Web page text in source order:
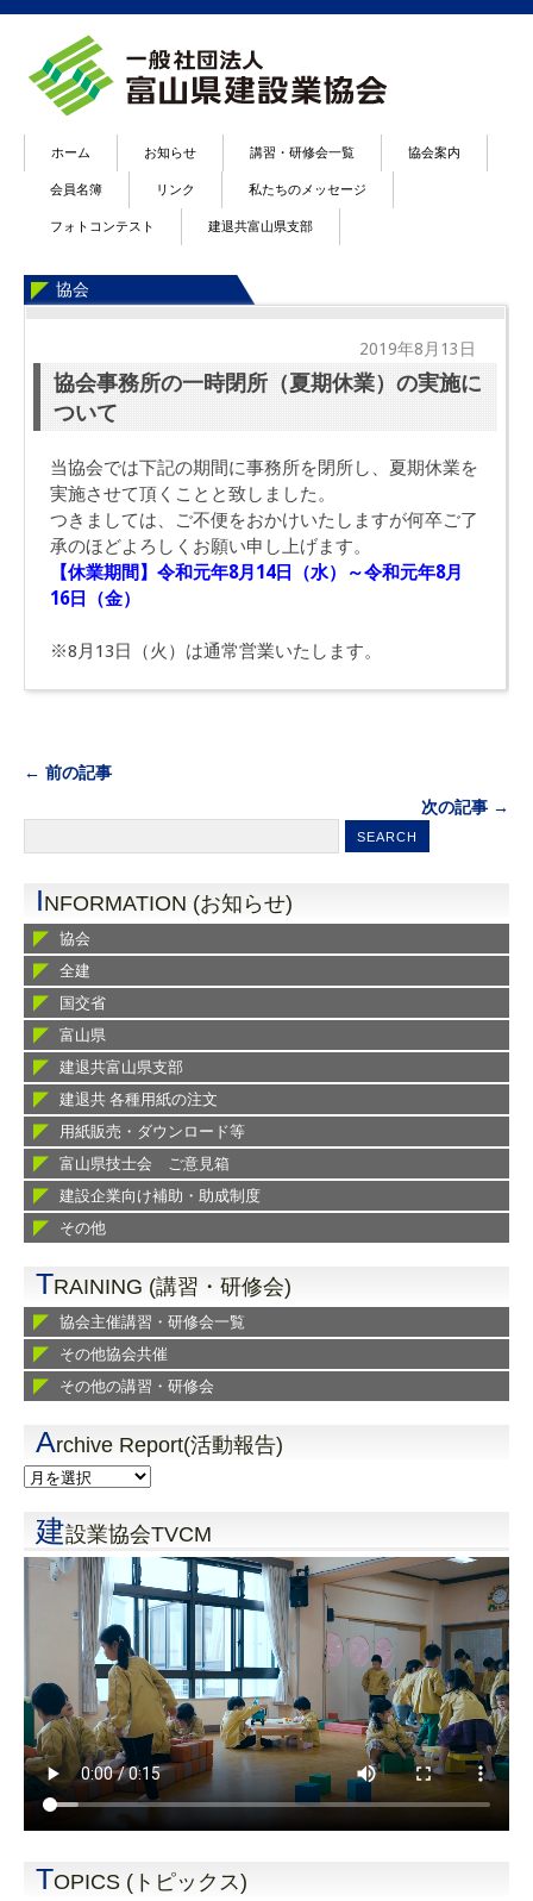
ホーム お知らせ 講習・研修会一覧 協会案内
会員名簿 リンク 私たちのメッセージ
フォトコンテスト 建退共富山県支部
協会
2019年8月13日
協会事務所の一時閉所（夏期休業）の実施に
ついて
当協会では下記の期間に事務所を閉所し、夏期休業を
実施させて頂くことと致しました。
つきましては、ご不便をおかけいたしますが何卒ご了
承のほどよろしくお願い申し上げます。
【休業期間】令和元年8月 14日（水）～令和元年8月
16日（金）
※8月13日（火）は通常営業いたします。
← 前の記事
次の記事 →
INFORMATION (お知らせ)
協会
全建
国交省
富山県
建退共富山県支部
建退共 各種用紙の注文
用紙販売・ダウンロード等
富山県技士会 ご意見箱
建設企業向け補助・助成制度
その他
TRAINING (講習・研修会)
協会主催講習・研修会一覧
その他協会共催
その他の講習・研修会
Archive Report(活動報告)
建設業協会TVCM
TOPICS (トピックス)